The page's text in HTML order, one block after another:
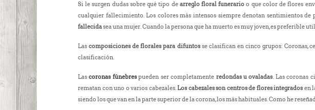
Si le surgen dudas sobre qué tipo de arreglo floral funerario o que color de flores
cualquier fallecimiento. Los colores más intensos siempre denotan sentimientos de
fallecidasea una mujer. Cuando la persona que ha muerto es muy joven, es preferible
Lascomposiciones de florales para difuntosse clasifican en cinco grupos: Coronas,
clasificación.
Lascoronas fúnebres pueden ser completamente redondas u ovaladas. Las coronas
rematan con uno o varios cabezales.Los cabezales son centros de flores integradosen
siendo los que van en la parte superior de la corona, los más habituales. Como he